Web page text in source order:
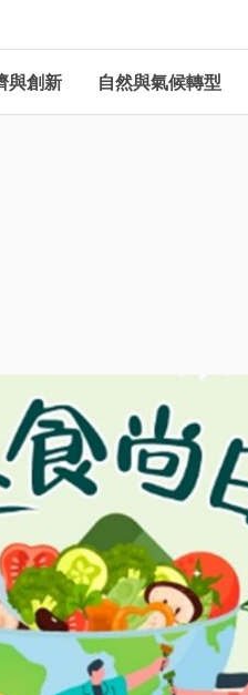
與創新 自然與氣候轉型